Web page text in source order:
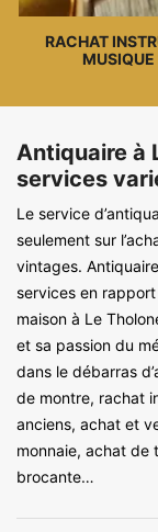
RACHAT
MUSIQUE
Antiquaire à
services
Le service
seulement sur
vintages.
services en
maison à Le
et sa passion du
dans le débarras
de montre, rachat
anciens, achat et
monnaie, achat de
brocante…